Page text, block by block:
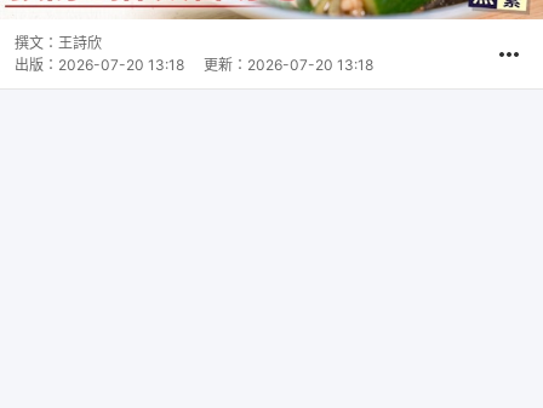
撰文： 王詩欣
出版： 2026-07-20 13:18 更新： 2026-07-20 13:18